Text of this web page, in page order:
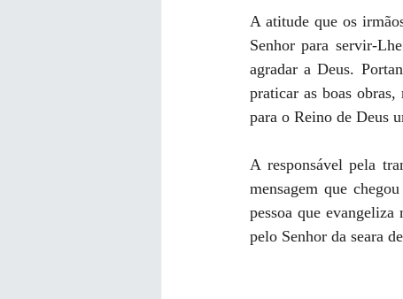
A atitude que os
Senhor para servir-
agradar a Deus.
praticar as boas
para o Reino de Deus
A responsável pela
mensagem que
pessoa que
pelo Senhor da seara